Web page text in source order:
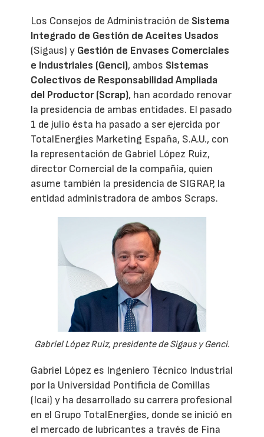
Los Consejos de Administración de Sistema
Integrado de Gestión de Aceites Usados
(Sigaus) y Gestión de Envases Comerciales
e Industriales (Genci), ambos Sistemas
Colectivos de Responsabilidad Ampliada
del Productor (Scrap), han acordado renovar
la presidencia de ambas entidades. El pasado
1 de julio ésta ha pasado a ser ejercida por
TotalEnergies Marketing España, S.A.U., con
la representación de Gabriel López Ruiz,
director Comercial de la compañía, quien
asume también la presidencia de SIGRAP, la
entidad administradora de ambos Scraps.
Gabriel López Ruiz, presidente de Sigaus y Genci.
Gabriel López es Ingeniero Técnico Industrial
por la Universidad Pontificia de Comillas
(Icai) y ha desarrollado su carrera profesional
en el Grupo TotalEnergies, donde se inició en
el mercado de lubricantes a través de Fina